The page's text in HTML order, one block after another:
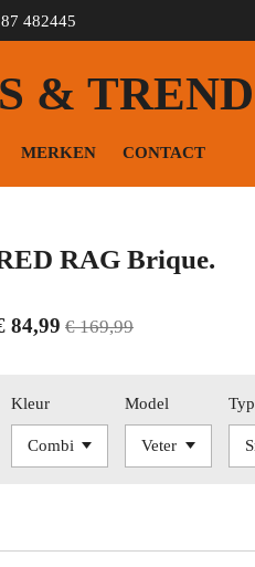
482445
&
MERKEN CONTACT
RAG Brique.
84,99 € 169,99
Kleur Model